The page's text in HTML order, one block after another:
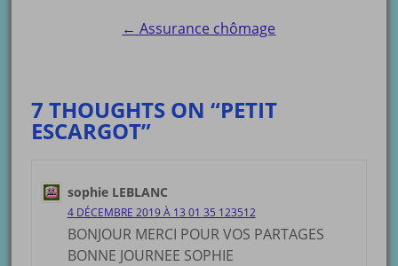
navigation← Assurance chômage
7 THOUGHTS ON “PETIT
ESCARGOT”
sophie LEBLANC
4 DÉCEMBRE 2019 À 13 01 35 123512
BONJOUR MERCI POUR VOS PARTAGES
BONNE JOURNEE SOPHIE